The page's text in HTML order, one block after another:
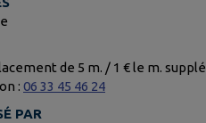
de 5 m. / 1 € le m.
: 06 33 45 46 24
PAR